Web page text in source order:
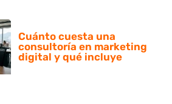
Cuánto cuesta una
consultoría en marketing
digital y qué incluye